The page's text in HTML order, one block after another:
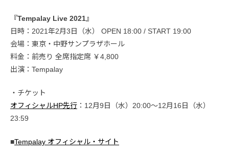
『Tempalay Live 2021』
日時：2021年2月3日（水） OPEN 18:00 / START 19:00
会場：東京・中野サンプラザホール
料金：前売り 全席指定席 ￥4,800
出演：Tempalay
・チケット
オフィシャルHP先行 ：12月9日（水）20:00〜12月16日（水）
23:59
■Tempalay オフィシャル・サイト